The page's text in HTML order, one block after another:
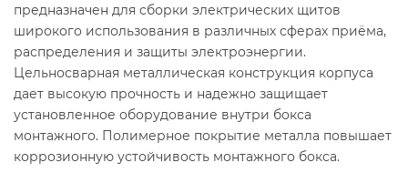
предназначен для сборки электрических щитов
широкого использования в различных сферах приёма,
распределения и защиты электроэнергии.
Цельносварная металлическая конструкция корпуса
дает высокую прочность и надежно защищает
установленное оборудование внутри бокса
монтажного. Полимерное покрытие металла повышает
коррозионную устойчивость монтажного бокса.